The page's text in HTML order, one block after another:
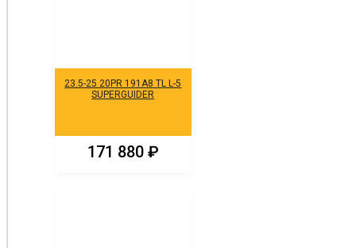
23.5-25 20PR 191A8 TL L-5
SUPERGUIDER
171 880 ₽